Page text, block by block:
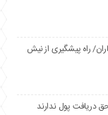
راه پیشگیری از نیش
دریافت پول ندارند